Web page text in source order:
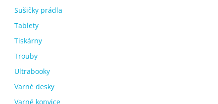
Sušičky prádla
Tablety
Tiskárny
Trouby
Ultrabooky
Varné desky
Varné konvice